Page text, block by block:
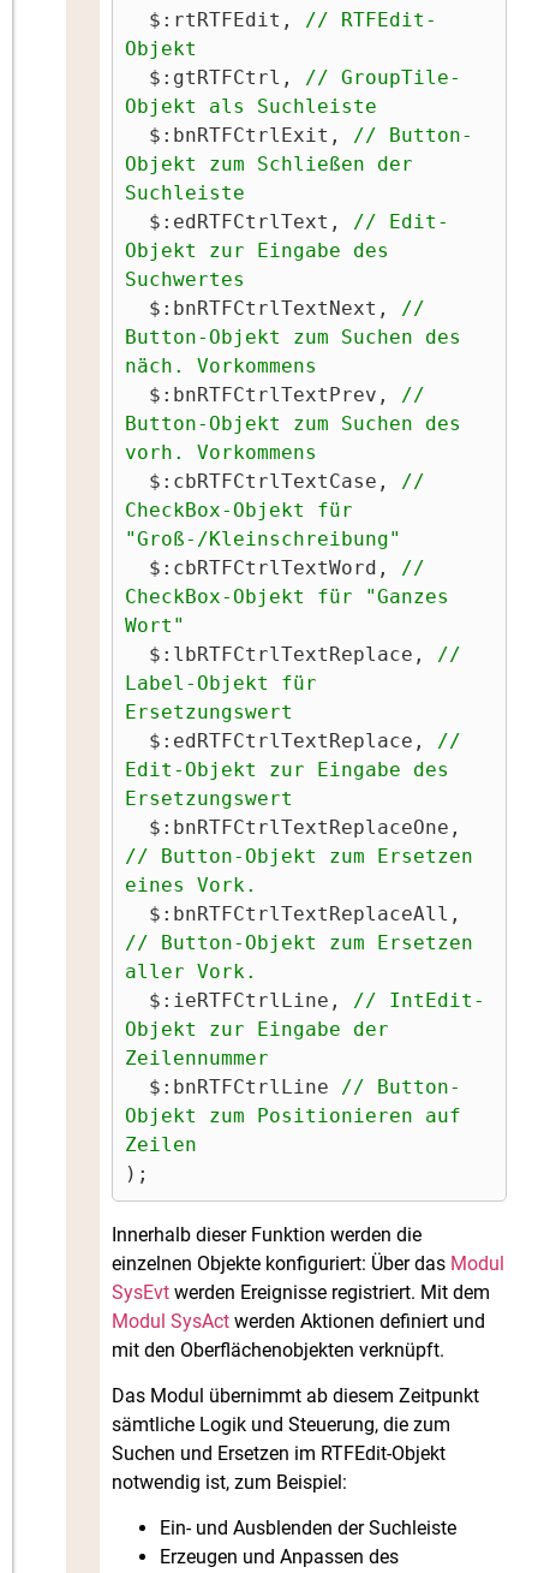
  $:rtRTFEdit,
// RTFEdit-
Objekt
  $:gtRTFCtrl,
// GroupTile-
Objekt als Suchleiste
  $:bnRTFCtrlExit,
// Button-
Objekt zum Schließen der
Suchleiste
  $:edRTFCtrlText,
// Edit-
Objekt zur Eingabe des
Suchwertes
  $:bnRTFCtrlTextNext,
//
Button-Objekt zum Suchen des
näch. Vorkommens
  $:bnRTFCtrlTextPrev,
//
Button-Objekt zum Suchen des
vorh. Vorkommens
  $:cbRTFCtrlTextCase,
//
CheckBox-Objekt für
"Groß-/Kleinschreibung"
  $:cbRTFCtrlTextWord,
//
CheckBox-Objekt für "Ganzes
Wort"
  $:lbRTFCtrlTextReplace,
//
Label-Objekt für
Ersetzungswert
  $:edRTFCtrlTextReplace,
//
Edit-Objekt zur Eingabe des
Ersetzungswert
// Button-Objekt zum Ersetzen
eines Vork.
// Button-Objekt zum Ersetzen
aller Vork.
  $:ieRTFCtrlLine,
// IntEdit-
Objekt zur Eingabe der
Zeilennummer
  $:bnRTFCtrlLine
// Button-
Objekt zum Positionieren auf
Zeilen
);
Innerhalb dieser Funktion werden die
einzelnen Objekte konfiguriert: Über das Modul
SysEvt werden Ereignisse registriert. Mit dem
Modul SysAct werden Aktionen definiert und
mit den Oberflächenobjekten verknüpft.
Das Modul übernimmt ab diesem Zeitpunkt
sämtliche Logik und Steuerung, die zum
Suchen und Ersetzen im RTFEdit-Objekt
notwendig ist, zum Beispiel:
Ein- und Ausblenden der Suchleiste
Erzeugen und Anpassen des